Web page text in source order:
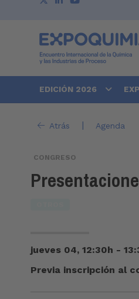
EDICIÓN 2026
Atrás | Agenda
CONGRESO
jueves 04, 12:30h -
Previa inscripción al